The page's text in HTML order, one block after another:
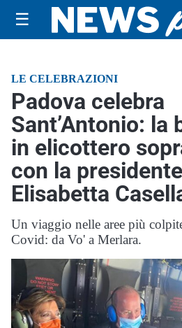
☰
LE CELEBRAZIONI
Padova celebra
Sant’Antonio: la
in elicottero
con la
Elisabetta
Un viaggio nelle aree più
Covid: da Vo' a Merlara.